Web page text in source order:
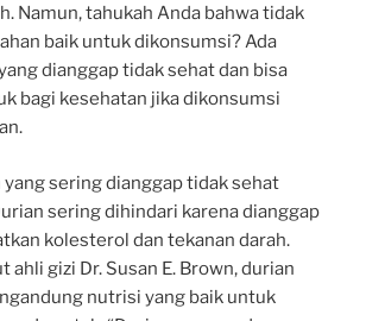
Namun, tahukah Anda bahwa tidak
baik untuk dikonsumsi? Ada
dianggap tidak sehat dan bisa
bagi kesehatan jika dikonsumsi
yang sering dianggap tidak sehat
sering dihindari karena dianggap
kolesterol dan tekanan darah.
ahli gizi Dr. Susan E. Brown, durian
nutrisi yang baik untuk